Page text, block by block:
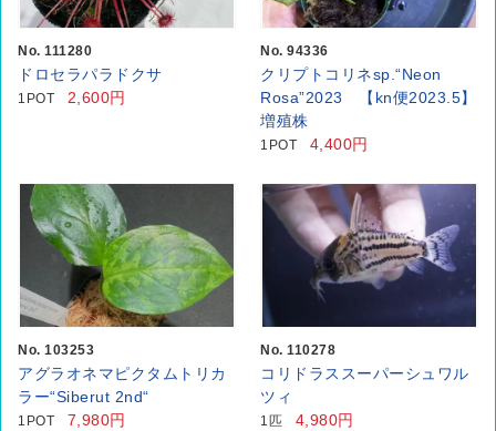
No. 111280
ドロセラパラドクサ
1POT 2,600円
No. 94336
クリプトコリネsp.“Neon
Rosa”2023 【kn便2023.5】
増殖株
1POT 4,400円
No. 103253
アグラオネマピクタムトリカ
ラー“Siberut 2nd“
1POT 7,980円
No. 110278
コリドラススーパーシュワル
ツィ
1匹 4,980円